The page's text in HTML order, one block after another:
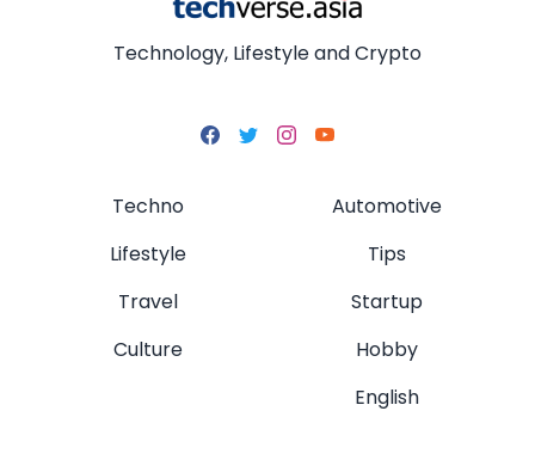
Technology, Lifestyle and Crypto
Techno
Lifestyle
Travel
Culture
Automotive
Tips
Startup
Hobby
English